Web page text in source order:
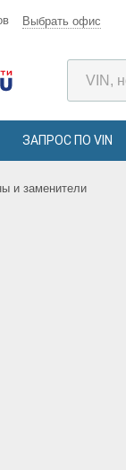
Выбрать офис
ЗАПРОС ПО VIN
и заменители